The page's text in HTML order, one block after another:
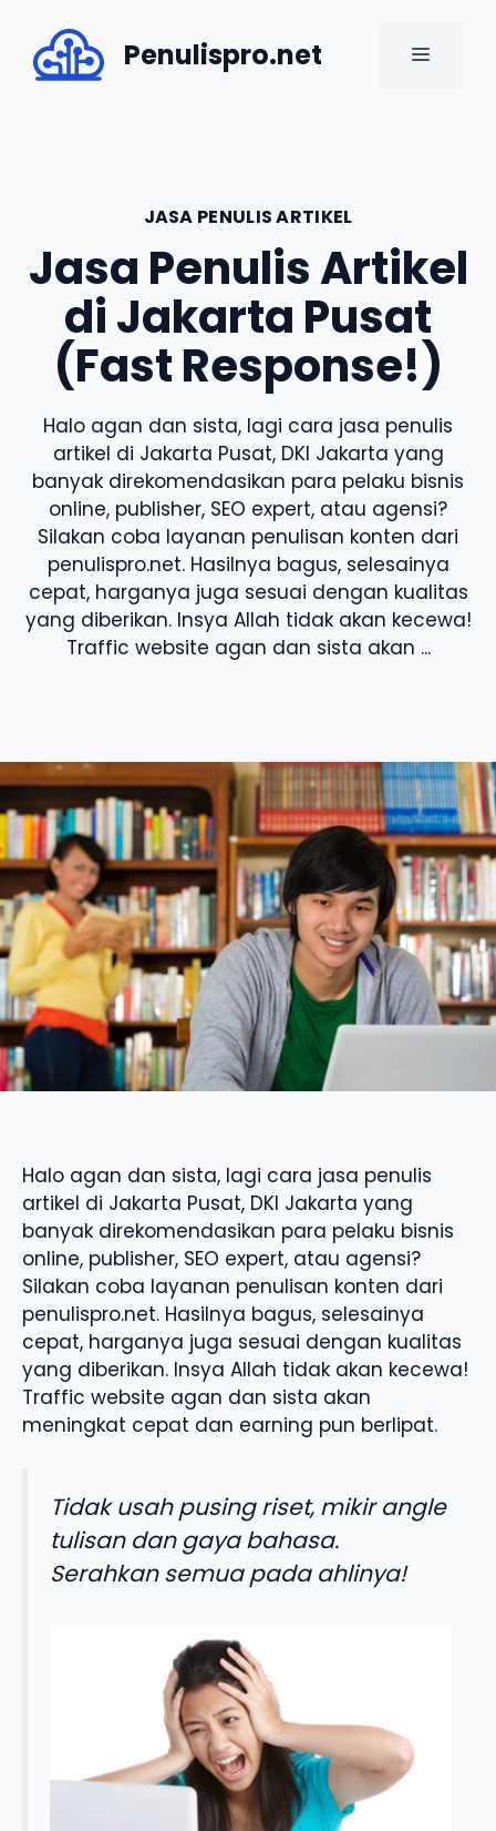
content
Penulispro.net MENU
JASA PENULIS ARTIKEL
Jasa Penulis Artikel
di Jakarta Pusat
(Fast Response!)
Halo agan dan sista, lagi cara jasa penulis
artikel di Jakarta Pusat, DKI Jakarta yang
banyak direkomendasikan para pelaku bisnis
online, publisher, SEO expert, atau agensi?
Silakan coba layanan penulisan konten dari
penulispro.net. Hasilnya bagus, selesainya
cepat, harganya juga sesuai dengan kualitas
yang diberikan. Insya Allah tidak akan kecewa!
Traffic website agan dan sista akan ...
Halo agan dan sista, lagi cara jasa penulis
artikel di Jakarta Pusat, DKI Jakarta yang
banyak direkomendasikan para pelaku bisnis
online, publisher, SEO expert, atau agensi?
Silakan coba layanan penulisan konten dari
penulispro.net. Hasilnya bagus, selesainya
cepat, harganya juga sesuai dengan kualitas
yang diberikan. Insya Allah tidak akan kecewa!
Traffic website agan dan sista akan
meningkat cepat dan earning pun berlipat.
Tidak usah pusing riset, mikir angle
tulisan dan gaya bahasa.
Serahkan semua pada ahlinya!